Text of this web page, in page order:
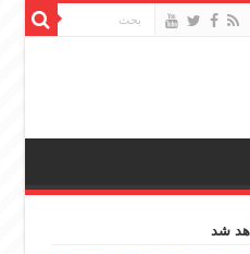
شد